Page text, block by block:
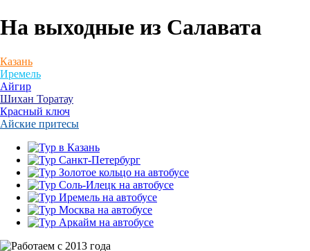
На выходные из Салавата
Казань
Иремель
Айгир
Шихан Торатау
Красный ключ
Айские притесы